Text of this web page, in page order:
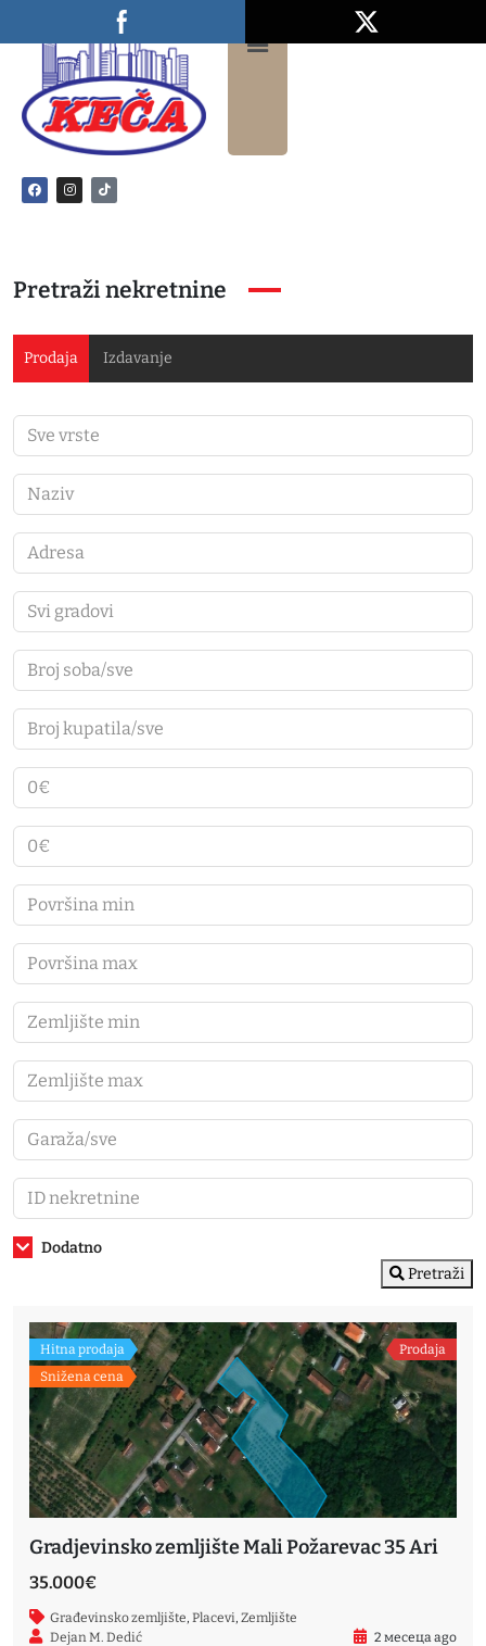
Pretraži nekretnine
Prodaja Izdavanje
Dodatno
Pretraži
Hitna prodaja
Snižena cena
Prodaja
Gradjevinsko zemljište Mali Požarevac 35 Ari
35.000€
Građevinsko zemljište Placevi Zemljište
Dejan M. Dedić
2 месеца ago